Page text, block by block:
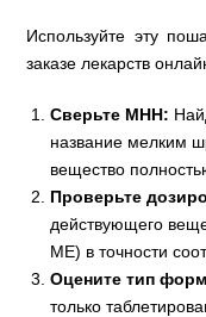
Используйте эту
заказе лекарств
Сверьте МНН:
название мелким
вещество
Проверьте
действующего
МЕ) в точности
Оцените тип
только